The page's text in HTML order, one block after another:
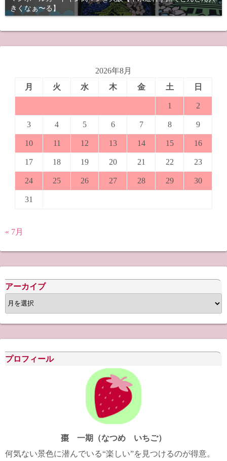
りきくなぁ〜る】
2026年8月
月
火 水 木 金 土 日
1 2
3 4 5 6 7 8 9
10 11 12 13 14 15 16
17 18 19 20 21 22 23
24 25 26 27 28 29 30
31
« 7月
アーカイブ
ア
ー
カ
イ
ブ
プロフィール
棗 一期（なつめ いちご）
何気ない景色に潜んでいる“楽しい”を見つけるのが得意。